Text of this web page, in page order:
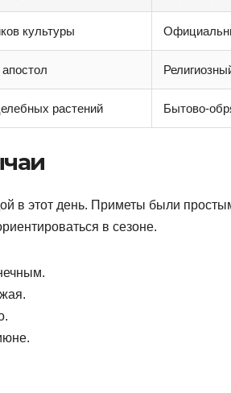
культуры
растений Бытово-
в этот день. Приметы были
в сезоне.